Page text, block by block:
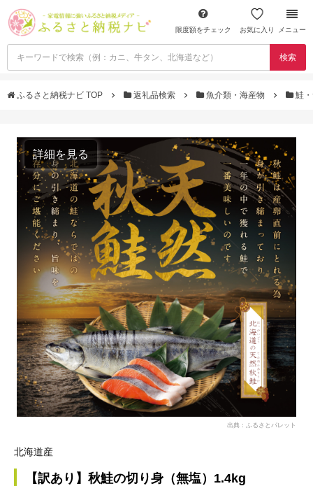
限度額をチェック お気に入り メニュー
検索
ふるさと納税ナビ TOP 返礼品検索 魚介類・海産物 鮭
詳細を見る
出典：ふるさとパレット
北海道産
【訳あり】秋鮭の切り身（無塩）1.4kg